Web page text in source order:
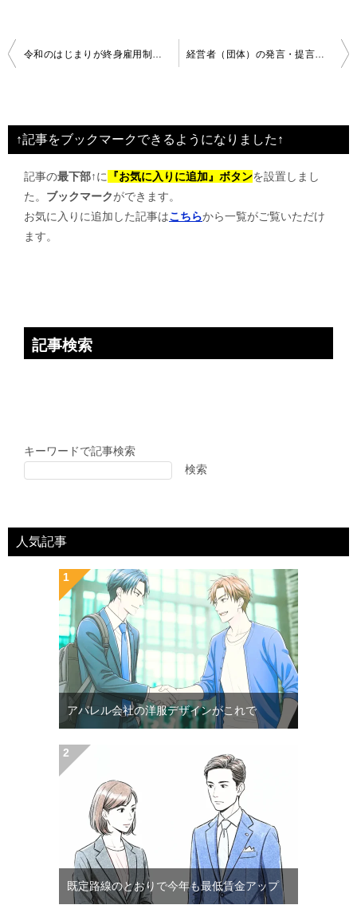
投
ビ
ゲ
↑記事をブックマークできるようになりました↑
記事の最下部↑に 『お気に入りに追加』ボタンを設置しまし
た。 ブックマークができます。
お気に入りに追加した記事はこちらから一覧がご覧いただけ
ます。
記事検索
キーワードで記事検索
検索
人気記事
アパレル会社の洋服デザインがこれで
既定路線のとおりで今年も最低賃金アップ